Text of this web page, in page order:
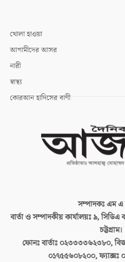
খোলা হাওয়া
আগামীদের আসর
নারী
স্বাস্থ্য
কোরআন হাদিসের বাণী
সম্পাদকঃএম এ
বার্তা ও সম্পাদকীয় কার্যালয়ঃ৯, সিডিএ
চট্টগ্রাম।
ফোনঃ বার্তাঃ ০২৩৩৩৩৬২৩৮০,
০১৭৫৫৬০৮২০০,